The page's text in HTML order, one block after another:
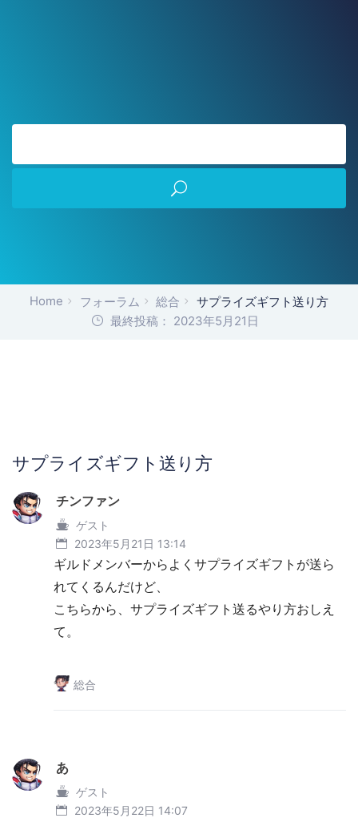
Home フォーラム 総合
サプライズギフト送り方
最終投稿： 2023年5月21日
サプライズギフト送り方
チンファン
ゲスト
2023年5月21日 13:14
ギルドメンバーからよくサプライズギフトが送ら
れてくるんだけど、
こちらから、サプライズギフト送るやり方おしえ
て。
総合
あ
ゲスト
2023年5月22日 14:07